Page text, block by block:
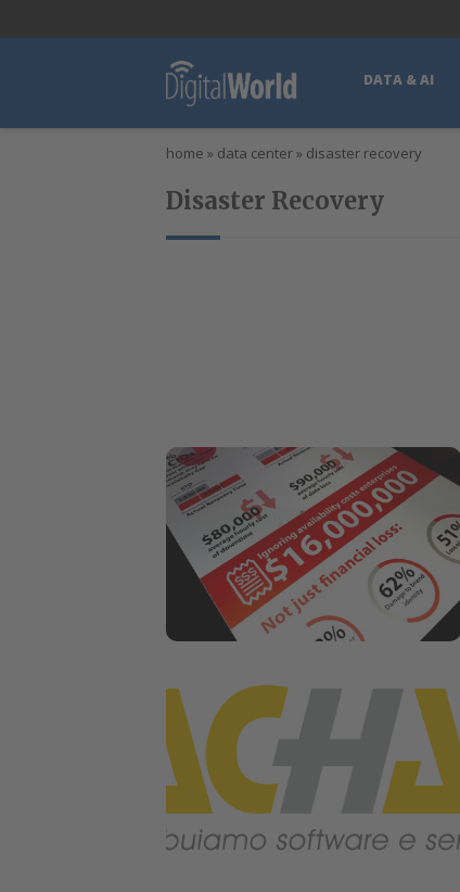
DATA & AI
home » data center» disaster recovery
Disaster Recovery